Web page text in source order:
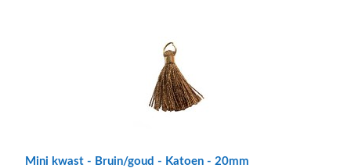
Mini kwast - Bruin/goud - Katoen - 20mm